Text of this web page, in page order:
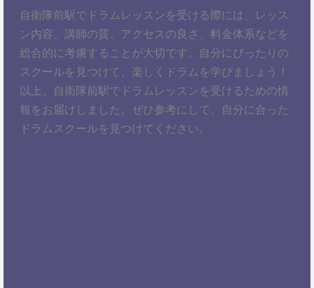
自衛隊前駅でドラムレッスンを受ける際には、レッス
ン内容、講師の質、アクセスの良さ、料金体系などを
総合的に考慮することが大切です。自分にぴったりの
スクールを見つけて、楽しくドラムを学びましょう！
以上、自衛隊前駅でドラムレッスンを受けるための情
報をお届けしました。ぜひ参考にして、自分に合った
ドラムスクールを見つけてください。